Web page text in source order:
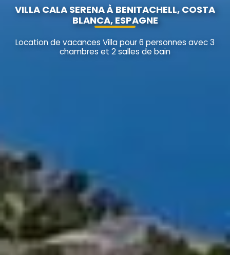
VILLA CALA SERENA À BENITACHELL, COSTA
BLANCA, ESPAGNE
Location de vacances Villa pour 6 personnes avec 3
chambres et 2 salles de bain